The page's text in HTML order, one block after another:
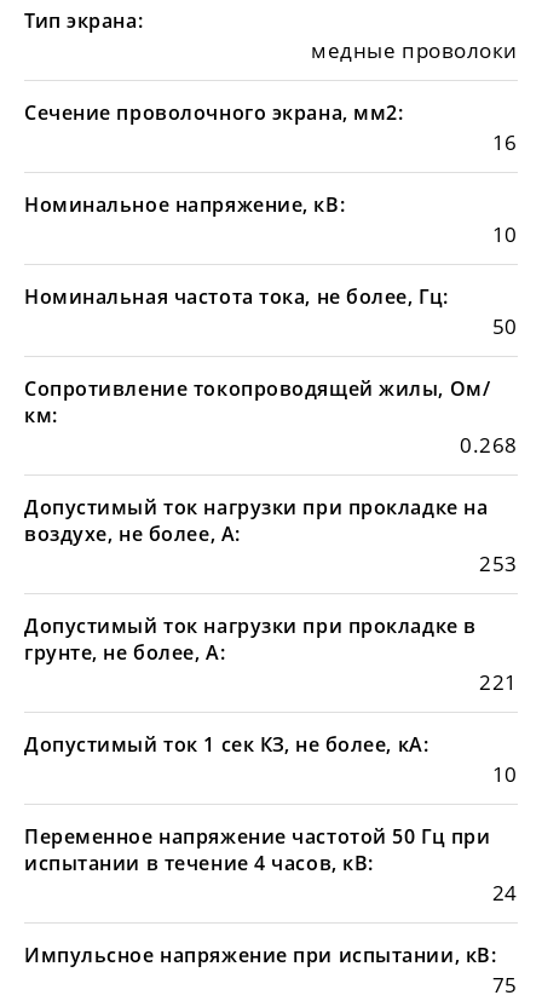
Тип экрана:
медные проволоки
Сечение проволочного экрана, мм2:
16
Номинальное напряжение, кВ:
10
Номинальная частота тока, не более, Гц:
50
Сопротивление токопроводящей жилы, Ом/
км:
0.268
Допустимый ток нагрузки при прокладке на
воздухе, не более, А:
253
Допустимый ток нагрузки при прокладке в
грунте, не более, А:
221
Допустимый ток 1 сек КЗ, не более, кА:
10
Переменное напряжение частотой 50 Гц при
испытании в течение 4 часов, кВ:
24
Импульсное напряжение при испытании, кВ:
75